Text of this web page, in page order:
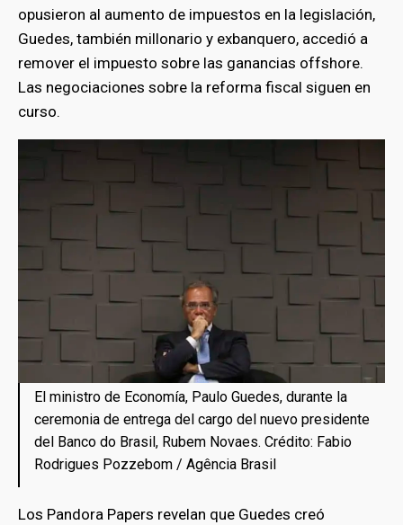
opusieron al aumento de impuestos en la legislación,
Guedes, también millonario y exbanquero, accedió a
remover el impuesto sobre las ganancias offshore.
Las negociaciones sobre la reforma fiscal siguen en
curso.
El ministro de Economía, Paulo Guedes, durante la
ceremonia de entrega del cargo del nuevo presidente
del Banco do Brasil, Rubem Novaes. Crédito: Fabio
Rodrigues Pozzebom / Agência Brasil
Los Pandora Papers revelan que Guedes creó